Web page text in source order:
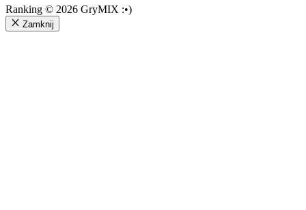
Ranking © 2026 GryMIX :•)
Zamknij